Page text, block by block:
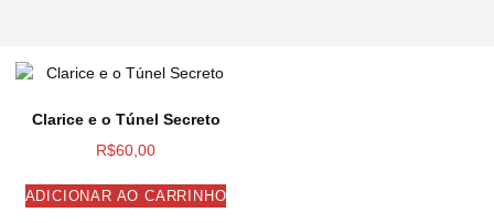
Clarice e o Túnel Secreto
R$60,00
ADICIONAR AO CARRINHO